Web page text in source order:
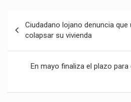
de
entradas
Ciudadano lojano denuncia
colapsar su vivienda
En mayo finaliza el plazo